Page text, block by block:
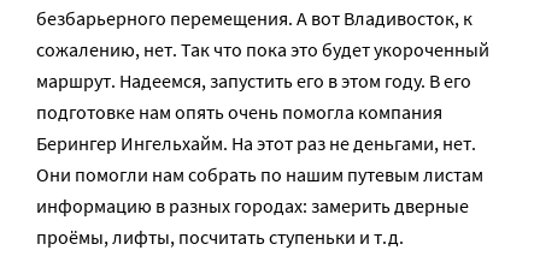
безбарьерного перемещения. А вот Владивосток, к
сожалению, нет. Так что пока это будет укороченный
маршрут. Надеемся, запустить его в этом году. В его
подготовке нам опять очень помогла компания
Берингер Ингельхайм. На этот раз не деньгами, нет.
Они помогли нам собрать по нашим путевым листам
информацию в разных городах: замерить дверные
проёмы, лифты, посчитать ступеньки и т.д.